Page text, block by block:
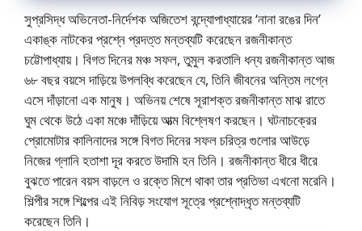
সুপ্রসিদ্ধ অভিনেতা-নির্দেশক অজিতেশ বন্দ্যোপাধ্যায়ের ‘নানা রঙের দিন’
একাঙ্ক নাটকের প্রশ্নে প্রদত্ত মন্তব্যটি করেছেন রজনীকান্ত
চট্টোপাধ্যায়। বিগত দিনের মঞ্চ সফল, তুমুল করতালি ধন্য রজনীকান্ত আজ
৬৮ বছর বয়সে দাড়িয়ে উপলব্ধি করেছেন যে, তিনি জীবনের অন্তিম লগ্নে
এসে দাঁড়ানো এক মানুষ। অভিনয় শেষে সূরাশক্ত রজনীকান্ত মাঝ রাতে
ঘুম থেকে উঠে একা মঞ্চে দাঁড়িয়ে আত্ম বিশ্লেষণ করছেন। ঘটনাচক্রের
প্রোমোটার কালিনাদের সঙ্গে বিগত দিনের সফল চরিত্র গুলোর আউড়ে
নিজের গ্লানি হতাশা দূর করতে উদামি হন তিনি। রজনীকান্ত ধীরে ধীরে
বুঝতে পারেন বয়স বাড়লে ও রক্তে মিশে থাকা তার প্রতিভা এখনো মরেনি।
শিল্পীর সঙ্গে শিল্পের এই নিবিড় সংযোগ সূত্রে প্রশ্নোদ্ধৃত মন্তব্যটি
করেছেন তিনি।